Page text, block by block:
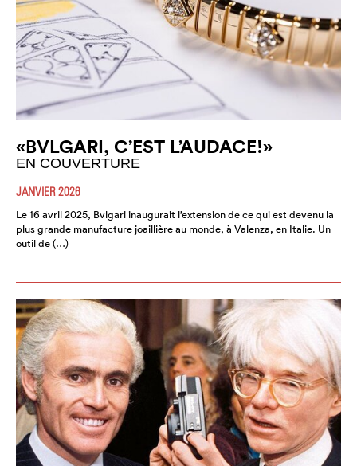
«BVLGARI, C’EST L’AUDACE!»
EN COUVERTURE
JANVIER 2026
Le 16 avril 2025, Bvlgari inaugurait l’extension de ce qui est devenu la
plus grande manufacture joaillière au monde, à Valenza, en Italie. Un
outil de (…)